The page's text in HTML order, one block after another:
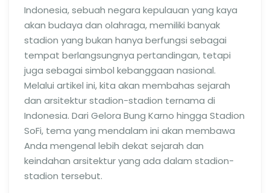
Indonesia, sebuah negara kepulauan yang kaya
akan budaya dan olahraga, memiliki banyak
stadion yang bukan hanya berfungsi sebagai
tempat berlangsungnya pertandingan, tetapi
juga sebagai simbol kebanggaan nasional.
Melalui artikel ini, kita akan membahas sejarah
dan arsitektur stadion-stadion ternama di
Indonesia. Dari Gelora Bung Karno hingga Stadion
SoFi, tema yang mendalam ini akan membawa
Anda mengenal lebih dekat sejarah dan
keindahan arsitektur yang ada dalam stadion-
stadion tersebut.